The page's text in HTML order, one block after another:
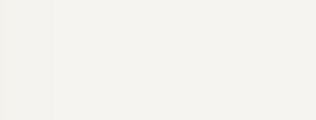
Pallas, religieux profez de la royalle ...
de l'Université de Paris et autres deman...